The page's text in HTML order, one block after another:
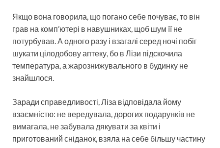
Якщо вона говорила, що погано себе почуває, то він
грав на комп’ютері в навушниках, щоб шум її не
потурбував. А одного разу і взагалі серед ночі побіг
шукати цілодобову аптеку, бо в Лізи підскочила
температура, а жарознижувального в будинку не
знайшлося.
Заради справедливості, Ліза відповідала йому
взаємністю: не вередувала, дорогих подарунків не
вимагала, не забувала дякувати за квіти і
приготований сніданок, взяла на себе більшу частину